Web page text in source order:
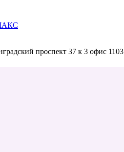
проспект 37 к 3 офис 1103